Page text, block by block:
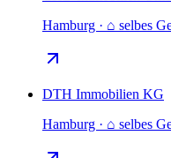
Hamburg · ⌂ selbes
DTH Immobilien KG
Hamburg · ⌂ selbes